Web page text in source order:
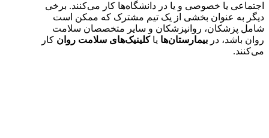
اجتماعی یا خصوصی و یا در دانشگاه‌ها کار می‌کنند. برخی
دیگر به عنوان بخشی از یک تیم مشترک که ممکن است
شامل پزشکان، روانپزشکان و سایر متخصصان سلامت
روان باشد، در بیمارستان‌ها یا کلینیک‌های سلامت روان کار
می‌کنند.